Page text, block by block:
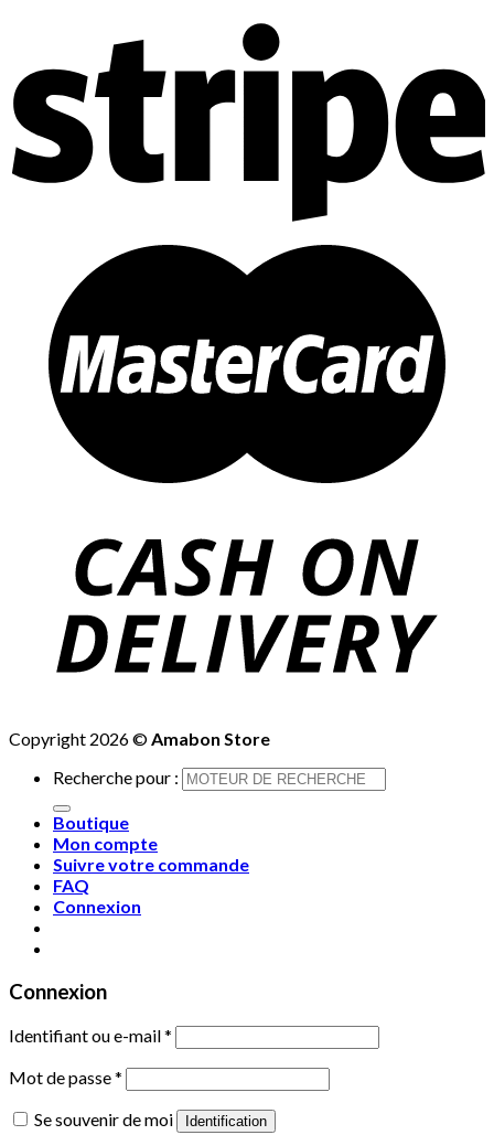
Copyright 2026 ©Amabon Store
Recherche pour :
Boutique
Mon compte
Suivre votre commande
FAQ
Connexion
Connexion
Identifiant ou e-mail*
Mot de passe*
Se souvenir de moi
Identification